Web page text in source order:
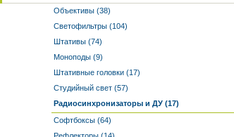
Объективы (38)
Светофильтры (104)
Штативы (74)
Моноподы (9)
Штативные головки (17)
Студийный свет (57)
Радиосинхронизаторы и ДУ (17)
Софтбоксы (64)